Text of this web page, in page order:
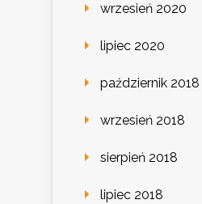
wrzesień 2020
lipiec 2020
październik 2018
wrzesień 2018
sierpień 2018
lipiec 2018